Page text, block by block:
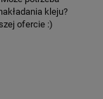
kleju?
ofercie :)